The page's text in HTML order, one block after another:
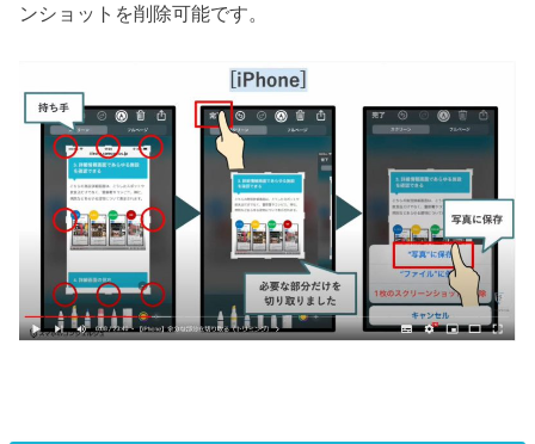
ンショットを削除可能です。